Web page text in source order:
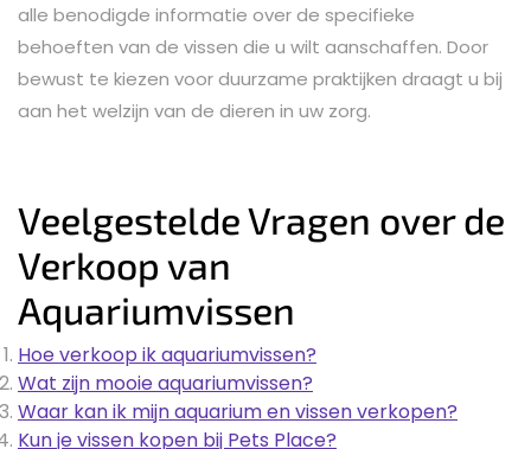
alle benodigde informatie over de specifieke
behoeften van de vissen die u wilt aanschaffen. Door
bewust te kiezen voor duurzame praktijken draagt u bij
aan het welzijn van de dieren in uw zorg.
Veelgestelde Vragen over de
Verkoop van
Aquariumvissen
Hoe verkoop ik aquariumvissen?
Wat zijn mooie aquariumvissen?
Waar kan ik mijn aquarium en vissen verkopen?
Kun je vissen kopen bij Pets Place?